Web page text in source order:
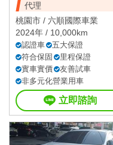
代理
桃園市 / 六順國際車業
2024年 / 10,000km
認證車
五大保證
符合保固
里程保證
實車實價
友善試車
非多元化營業用車
立即諮詢